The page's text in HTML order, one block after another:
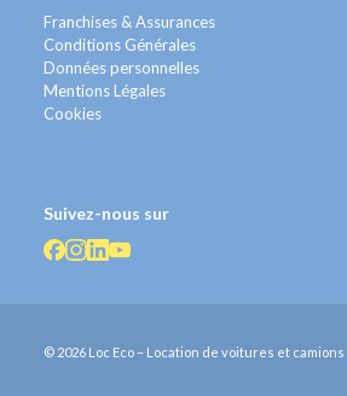
Franchises & Assurances
Conditions Générales
Données personnelles
Mentions Légales
Cookies
Suivez-nous sur
© 2026 Loc Eco – Location de voitures et